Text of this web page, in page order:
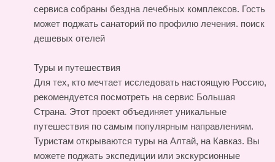
сервиса собраны бездна лечебных комплексов. Гость
может поджать санаторий по профилю лечения. поиск
дешевых отелей
Туры и путешествия
Для тех, кто мечтает исследовать настоящую Россию,
рекомендуется посмотреть на сервис Большая
Страна. Этот проект объединяет уникальные
путешествия по самым популярным направлениям.
Туристам открываются туры на Алтай, на Кавказ. Вы
можете поджать экспедиции или экскурсионные